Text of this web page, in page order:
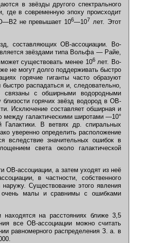
в звёзды другого спектрального
где в современную эпоху происходит
О—В2 не превышает 106—107 лет. Этот
составляющих ОВ-ассоциации. Во-
звёздами типа Вольфа — Райе,
существовать менее 106лет. Во-
не могут долго поддерживать быстро
горячие гиганты часто образуют
распадаться и, следовательно,
связаны с обширными водородными
горячих звёзд водород в ОВ-
Исключение составляет обширная и
между галактическими широтами —10°
В ветвях др. спиральных
уверенно определить расположение
вследствие значительных ошибок в
света около галактической
ОВ-ассоциации, а затем уходят из неё
в частности, собственного
Существование этого явления
очень малы и сравнимы с ошибками
на расстояниях ближе 3,5
все ОВ-ассоциации можно считать
равномерного распределения З. а. в